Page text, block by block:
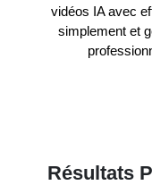
vidéos IA avec
simplement et
Résultats